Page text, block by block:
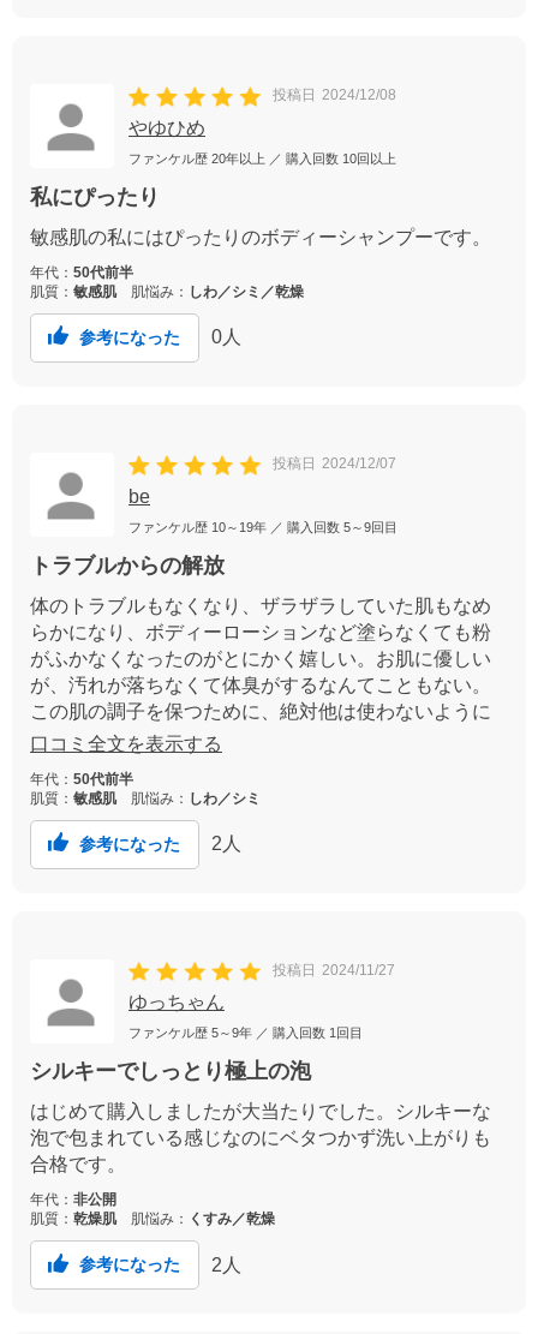
投稿日 2024/12/08
やゆひめ
ファンケル歴 20年以上 ／ 購入回数 10回以上
私にぴったり
敏感肌の私にはぴったりのボディーシャンプーです。
年代： 50代前半
肌質： 敏感肌 肌悩み： しわ／シミ／乾燥
参考になった 0 人
投稿日 2024/12/07
be
ファンケル歴 10～19年 ／ 購入回数 5～9回目
トラブルからの解放
体のトラブルもなくなり、ザラザラしていた肌もなめ
らかになり、ボディーローションなど塗らなくても粉
がふかなくなったのがとにかく嬉しい。お肌に優しい
が、汚れが落ちなくて体臭がするなんてこともない。
この肌の調子を保つために、絶対他は使わないように
している。
口コミ全文を表示する
年代： 50代前半
肌質： 敏感肌 肌悩み： しわ／シミ
参考になった 2 人
投稿日 2024/11/27
ゆっちゃん
ファンケル歴 5～9年 ／ 購入回数 1回目
シルキーでしっとり極上の泡
はじめて購入しましたが大当たりでした。シルキーな
泡で包まれている感じなのにベタつかず洗い上がりも
合格です。
年代： 非公開
肌質： 乾燥肌 肌悩み： くすみ／乾燥
参考になった 2 人